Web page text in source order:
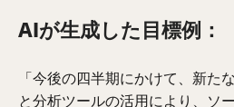
AIが生成した目標例：
「今後の四半期にかけて、新た
と分析ツールの活用により、ソ